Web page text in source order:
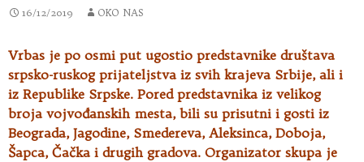
16/12/2019 OKO NAS
Vrbas je po osmi put ugostio predstavnike društava
srpsko-ruskog prijateljstva iz svih krajeva Srbije, ali i
iz Republike Srpske. Pored predstavnika iz velikog
broja vojvođanskih mesta, bili su prisutni i gosti iz
Beograda, Jagodine, Smedereva, Aleksinca, Doboja,
Šapca, Čačka i drugih gradova. Organizator skupa je